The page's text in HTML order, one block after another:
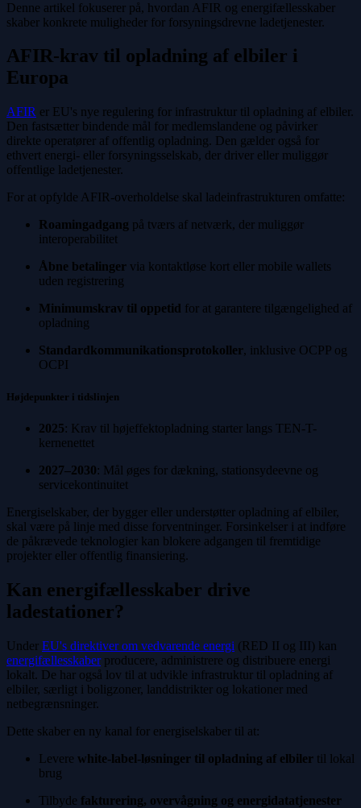
Denne artikel fokuserer på, hvordan AFIR og energifællesskaber
skaber konkrete muligheder for forsyningsdrevne ladetjenester.
AFIR-krav til opladning af elbiler i
Europa
AFIR er EU's nye regulering for infrastruktur til opladning af elbiler.
Den fastsætter bindende mål for medlemslandene og påvirker
direkte operatører af offentlig opladning. Den gælder også for
ethvert energi- eller forsyningsselskab, der driver eller muliggør
offentlige ladetjenester.
For at opfylde AFIR-overholdelse skal ladeinfrastrukturen omfatte:
Roamingadgang på tværs af netværk, der muliggør
interoperabilitet
Åbne betalinger via kontaktløse kort eller mobile wallets
uden registrering
Minimumskrav til oppetid for at garantere tilgængelighed af
opladning
Standardkommunikationsprotokoller, inklusive OCPP og
OCPI
Højdepunkter i tidslinjen
2025: Krav til højeffektopladning starter langs TEN-T-
kernenettet
2027–2030: Mål øges for dækning, stationsydeevne og
servicekontinuitet
Energiselskaber, der bygger eller understøtter opladning af elbiler,
skal være på linje med disse forventninger. Forsinkelser i at indføre
de påkrævede teknologier kan blokere adgangen til fremtidige
projekter eller offentlig finansiering.
Kan energifællesskaber drive
ladestationer?
Under EU's direktiver om vedvarende energi (RED II og III) kan
energifællesskaberproducere, administrere og distribuere energi
lokalt. De har også lov til at udvikle infrastruktur til opladning af
elbiler, særligt i boligzoner, landdistrikter og lokationer med
netbegrænsninger.
Dette skaber en ny kanal for energiselskaber til at:
Levere white-label-løsninger til opladning af elbiler til lokal
brug
Tilbyde fakturering, overvågning og energidatatjenester